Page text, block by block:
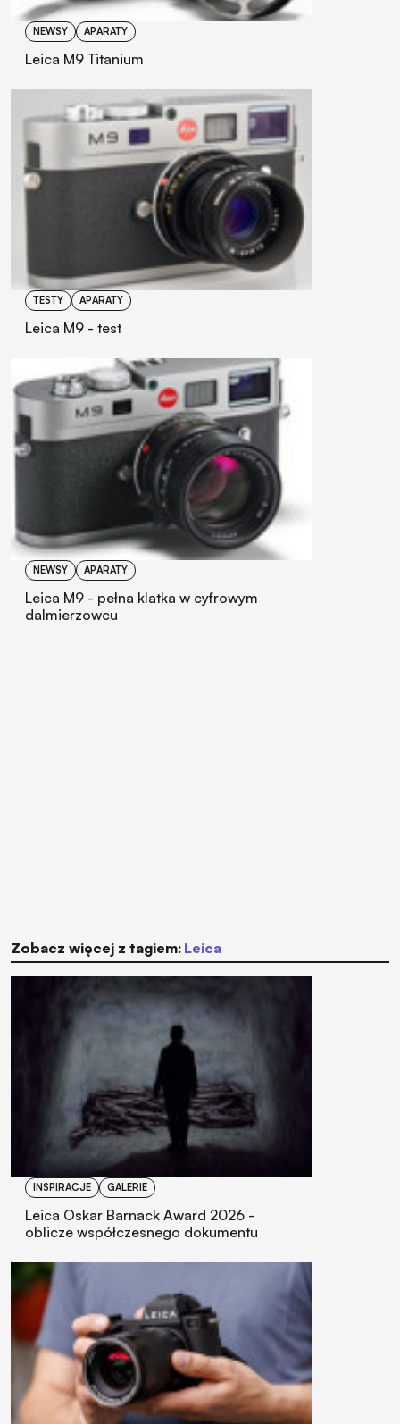
NEWSY APARATY
Leica M9 Titanium
TESTY APARATY
Leica M9 - test
NEWSY APARATY
Leica M9 - pełna klatka w cyfrowym
dalmierzowcu
Zobacz więcej z tagiem: Leica
INSPIRACJE GALERIE
Leica Oskar Barnack Award 2026 -
oblicze współczesnego dokumentu